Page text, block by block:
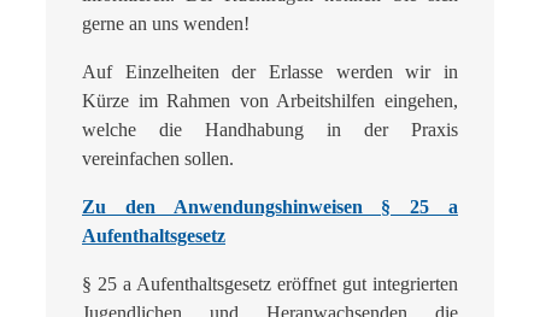
gerne an uns wenden!
Auf Einzelheiten der Erlasse werden wir in
Kürze im Rahmen von Arbeitshilfen eingehen,
welche die Handhabung in der Praxis
vereinfachen sollen.
Zu den Anwendungshinweisen § 25 a
Aufenthaltsgesetz
§ 25 a Aufenthaltsgesetz eröffnet gut integrierten
Jugendlichen und Heranwachsenden die